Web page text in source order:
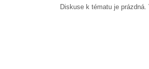
Diskuse k tématu je